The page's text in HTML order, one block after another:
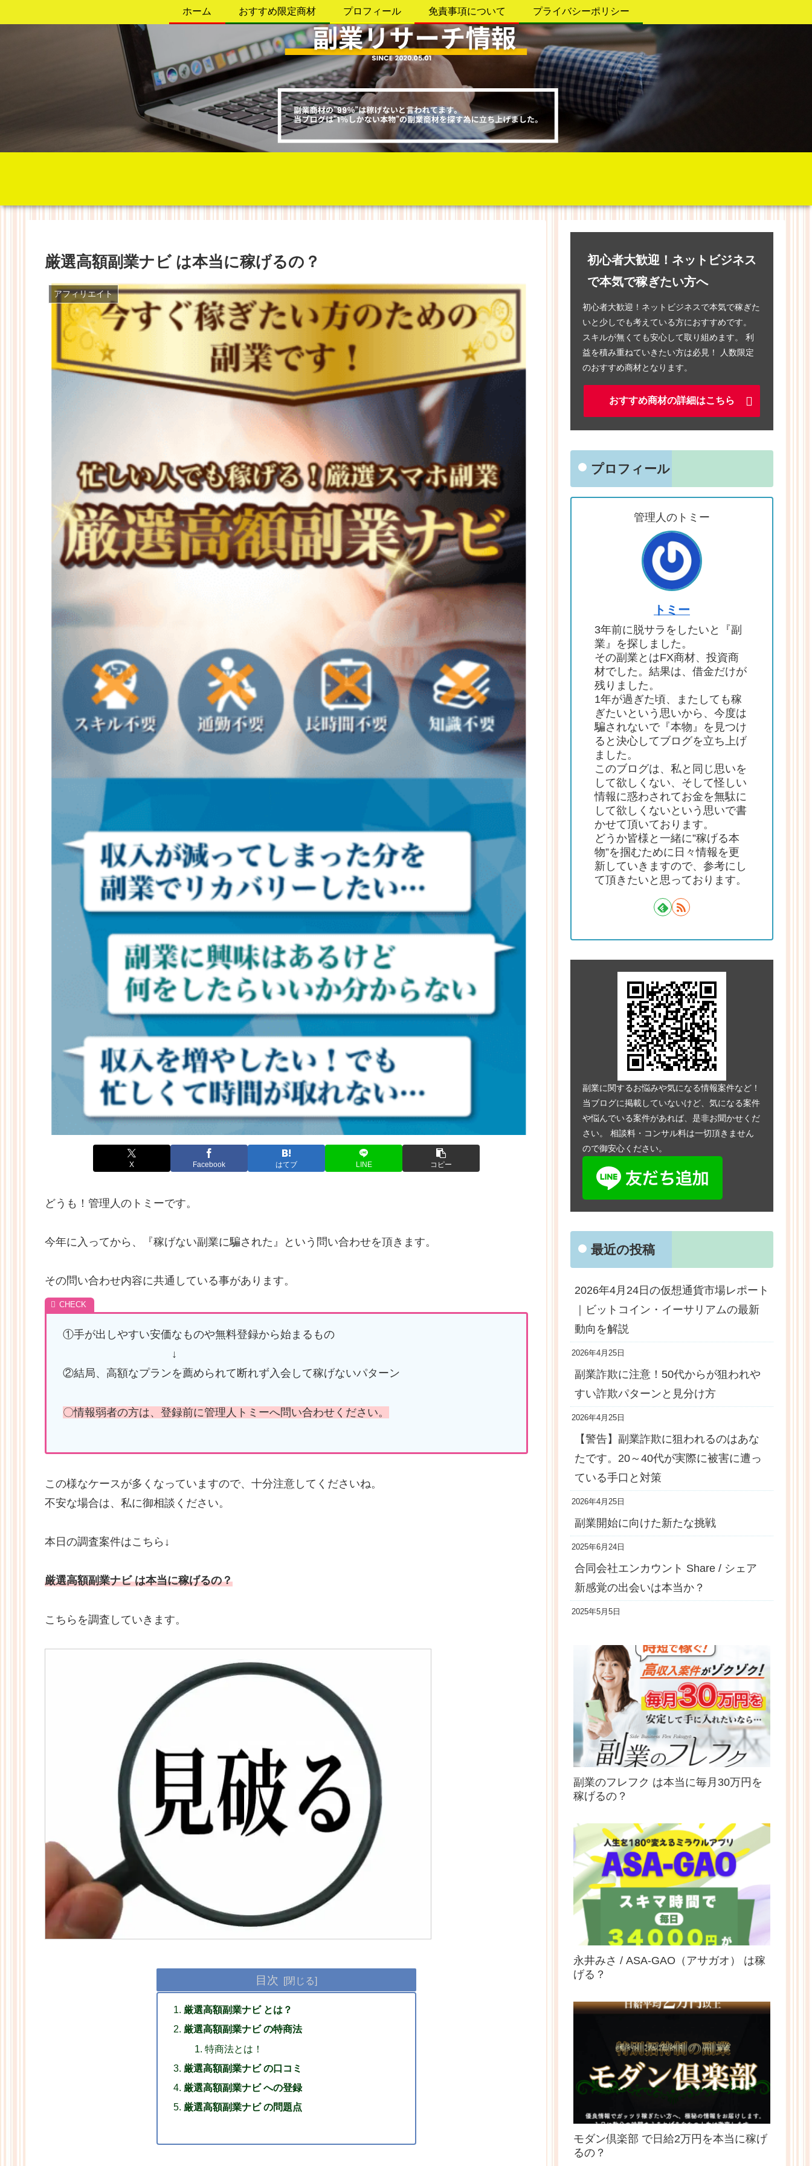
ホーム おすすめ限定商材 プロフィール 免責事項について プライバシーポリシー
厳選高額副業ナビ は本当に稼げるの？
アフィリエイト
X Facebook はてブ LINE コピー
どうも！管理人のトミーです。
今年に入ってから、『稼げない副業に騙された』という問い合わせを頂きます。
その問い合わせ内容に共通している事があります。
①手が出しやすい安価なものや無料登録から始まるもの
↓
②結局、高額なプランを薦められて断れず入会して稼げないパターン
〇情報弱者の方は、登録前に管理人トミーへ問い合わせください。
この様なケースが多くなっていますので、十分注意してくださいね。
不安な場合は、私に御相談ください。
本日の調査案件はこちら↓
厳選高額副業ナビ は本当に稼げるの？
こちらを調査していきます。
目次
厳選高額副業ナビ とは？
厳選高額副業ナビ の特商法
特商法とは！
厳選高額副業ナビ の口コミ
厳選高額副業ナビ への登録
厳選高額副業ナビ の問題点
初心者大歓迎！ネットビジネス
で本気で稼ぎたい方へ
初心者大歓迎！ネットビジネスで本気で稼ぎた
いと少しでも考えている方におすすめです。
スキルが無くても安心して取り組めます。 利
益を積み重ねていきたい方は必見！ 人数限定
のおすすめ商材となります。
おすすめ商材の詳細はこちら
プロフィール
管理人のトミー
トミー
3年前に脱サラをしたいと『副
業』を探しました。
その副業とはFX商材、投資商
材でした。結果は、借金だけが
残りました。
1年が過ぎた頃、またしても稼
ぎたいという思いから、今度は
騙されないで『本物』を見つけ
ると決心してブログを立ち上げ
ました。
このブログは、私と同じ思いを
して欲しくない、そして怪しい
情報に惑わされてお金を無駄に
して欲しくないという思いで書
かせて頂いております。
どうか皆様と一緒に”稼げる本
物”を掴むために日々情報を更
新していきますので、参考にし
て頂きたいと思っております。
副業に関するお悩みや気になる情報案件など！
当ブログに掲載していないけど、気になる案件
や悩んでいる案件があれば、是非お聞かせくだ
さい。 相談料・コンサル料は一切頂きません
ので御安心ください。
最近の投稿
2026年4月24日の仮想通貨市場レポート
｜ビットコイン・イーサリアムの最新
動向を解説
2026年4月25日
副業詐欺に注意！50代からが狙われや
すい詐欺パターンと見分け方
2026年4月25日
【警告】副業詐欺に狙われるのはあな
たです。20～40代が実際に被害に遭っ
ている手口と対策
2026年4月25日
副業開始に向けた新たな挑戦
2025年6月24日
合同会社エンカウント Share / シェア
新感覚の出会いは本当か？
2025年5月5日
副業のフレフク は本当に毎月30万円を
稼げるの？
永井みさ / ASA-GAO（アサガオ） は稼
げる？￼
モダン倶楽部 で日給2万円を本当に稼げ
るの？